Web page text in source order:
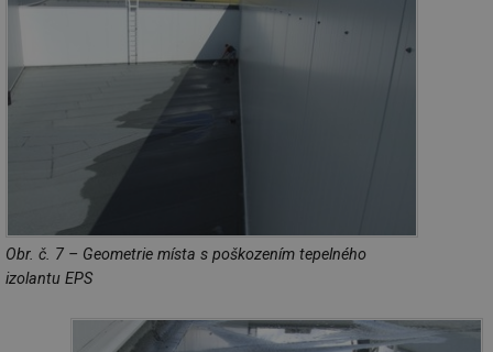
Obr. č. 7 – Geometrie místa s poškozením tepelného
izolantu EPS